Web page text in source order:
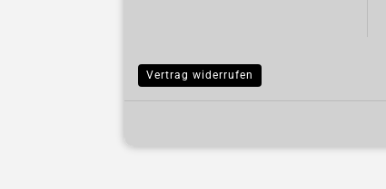
Vertrag widerrufen